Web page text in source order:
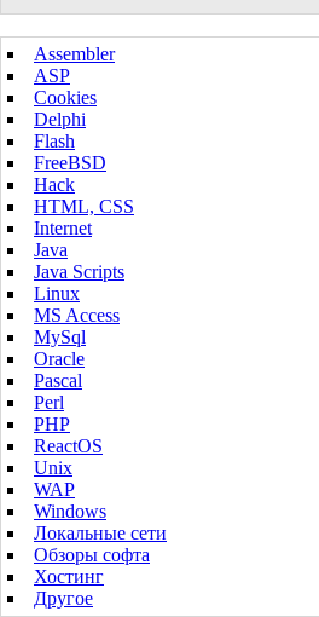
Assembler
ASP
Cookies
Delphi
Flash
FreeBSD
Hack
HTML, CSS
Internet
Java
Java Scripts
Linux
MS Access
MySql
Oracle
Pascal
Perl
PHP
ReactOS
Unix
WAP
Windows
Локальные сети
Обзоры софта
Хостинг
Другое